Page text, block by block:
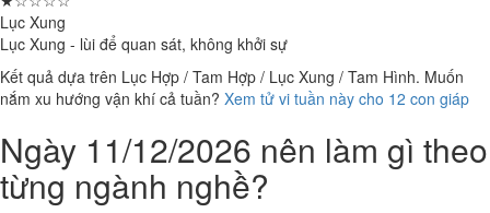
Lục Xung
Lục Xung - lùi để quan sát, không khởi sự
Kết quả dựa trên Lục Hợp / Tam Hợp / Lục Xung / Tam Hình. Muốn
nắm xu hướng vận khí cả tuần? Xem tử vi tuần này cho 12 con giáp
Ngày 11/12/2026 nên làm gì theo
từng ngành nghề?